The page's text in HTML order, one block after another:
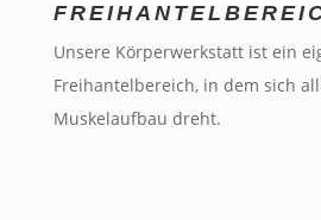
Unsere Körperwerkstatt ist ein
Freihantelbereich, in dem sich
Muskelaufbau dreht.